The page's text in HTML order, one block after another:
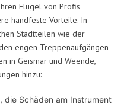
Flügel von Profis
handfeste Vorteile. In
Stadtteilen wie der
engen Treppenaufgängen
in Geismar und Weende,
hinzu:
die Schäden am Instrument